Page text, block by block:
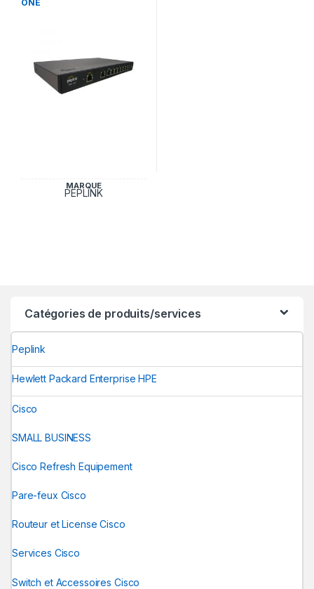
ONE
MARQUE
PEPLINK
Catégories de produits/services
Peplink
Hewlett Packard Enterprise HPE
Cisco
SMALL BUSINESS
Cisco Refresh Equipement
Pare-feux Cisco
Routeur et License Cisco
Services Cisco
Switch et Accessoires Cisco